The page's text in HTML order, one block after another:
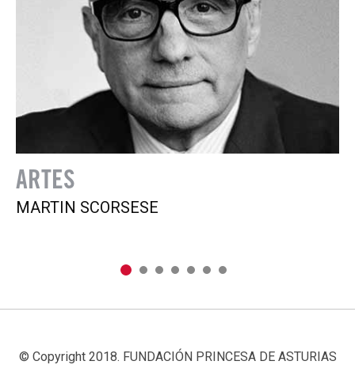
ARTES
MARTIN SCORSESE
© Copyright 2018. FUNDACIÓN PRINCESA DE ASTURIAS